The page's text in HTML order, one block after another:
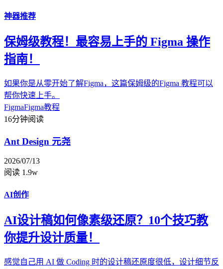
神器推荐
保姆级教程！最容易上手的 Figma 操作
指南！
如果你是从零开始了解Figma，这篇保姆级的Figma 教程可以
帮你快速上手。
FigmaFigma教程
16分钟阅读
Ant Design 元尧
2026/07/13
阅读 1.9w
AI创作
AI设计稿如何像素级还原？10个技巧教
你提升设计质量！
感觉自己用 AI 做 Coding 时的设计稿还原度很低，设计细节反